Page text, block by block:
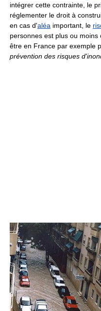
intégrer cette contrainte, le
réglementer le droit à
en cas d'aléa important, le
personnes est plus ou
être en France par exemple
prévention des risques